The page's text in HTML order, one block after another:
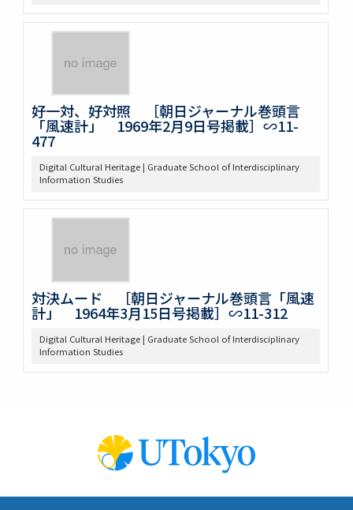
好一対、好対照 ［朝日ジャーナル巻頭言
「風速計」 1969年2月9日号掲載］∽11-
477
Digital Cultural Heritage | Graduate School of Interdisciplinary
Information Studies
対決ムード ［朝日ジャーナル巻頭言「風速
計」 1964年3月15日号掲載］∽11-312
Digital Cultural Heritage | Graduate School of Interdisciplinary
Information Studies